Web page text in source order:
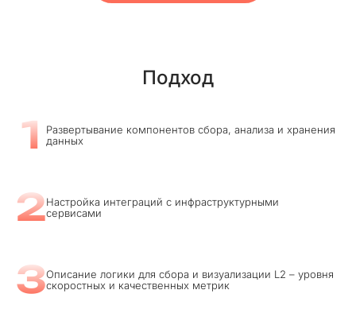
Подход
1
Развертывание компонентов сбора, анализа и хранения
данных
2Настройка интеграций с инфраструктурными
сервисами
3Описание логики для сбора и визуализации L2 – уровня
скоростных и качественных метрик